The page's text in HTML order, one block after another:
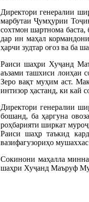
Директори генералии
марбутаи Ҷумҳурии
сохтмон шартнома
дар ин маҳал
ҳарчи зудтар оғоз ва ба
Раиси шаҳри Хуҷанд
аъзами ташхиси лоиҳаи
Зеро вақт муҳим аст.
интизор ҳастанд, ки кай
Директори генералии
бошанд, ба ҳаргуна
роҳбарияти ширкат
Раиси шаҳр таъкид
вазифагузориҳо
Сокинони маҳалла
шаҳри Хуҷанд Маъруф